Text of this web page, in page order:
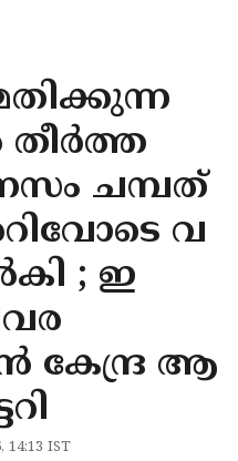
തീര്‍ത്ത
ചമ്പത്
വ
; ഇ
കേന്ദ്ര ആ
14:13 IST